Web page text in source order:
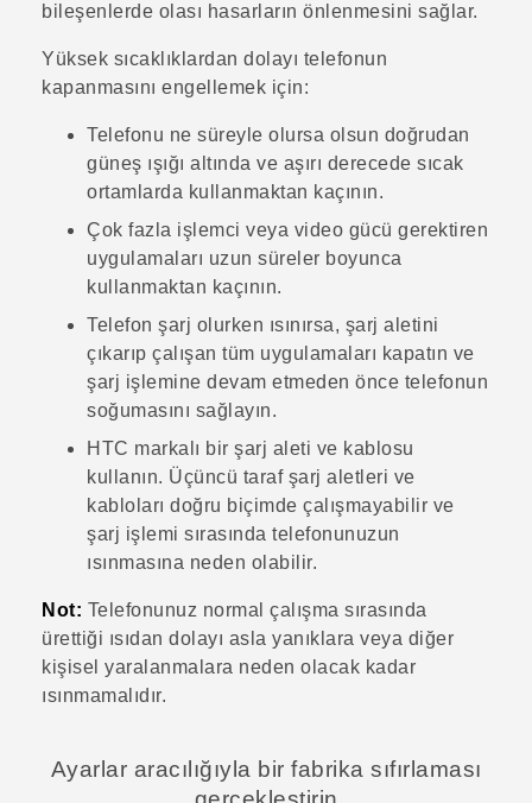
bileşenlerde olası hasarların önlenmesini sağlar.
Yüksek sıcaklıklardan dolayı telefonun
kapanmasını engellemek için:
Telefonu ne süreyle olursa olsun doğrudan
güneş ışığı altında ve aşırı derecede sıcak
ortamlarda kullanmaktan kaçının.
Çok fazla işlemci veya video gücü gerektiren
uygulamaları uzun süreler boyunca
kullanmaktan kaçının.
Telefon şarj olurken ısınırsa, şarj aletini
çıkarıp çalışan tüm uygulamaları kapatın ve
şarj işlemine devam etmeden önce telefonun
soğumasını sağlayın.
HTC markalı bir şarj aleti ve kablosu
kullanın. Üçüncü taraf şarj aletleri ve
kabloları doğru biçimde çalışmayabilir ve
şarj işlemi sırasında telefonunuzun
ısınmasına neden olabilir.
Not: Telefonunuz normal çalışma sırasında
ürettiği ısıdan dolayı asla yanıklara veya diğer
kişisel yaralanmalara neden olacak kadar
ısınmamalıdır.
Ayarlar aracılığıyla bir fabrika sıfırlaması